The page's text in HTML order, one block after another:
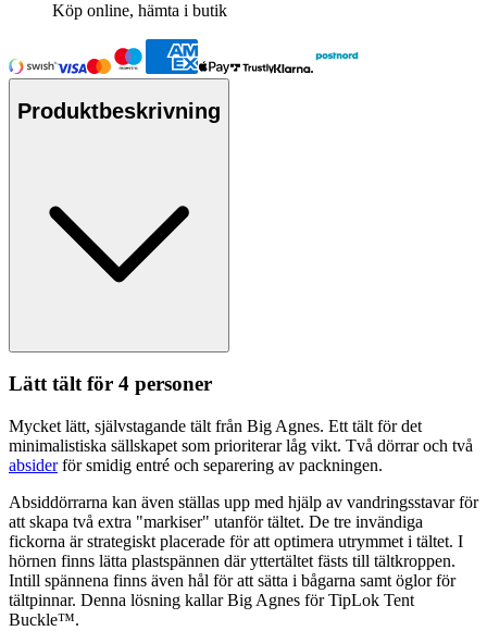
Köp online, hämta i butik
Produktbeskrivning
Lätt tält för 4 personer
Mycket lätt, självstagande tält från Big Agnes. Ett tält för det
minimalistiska sällskapet som prioriterar låg vikt. Två dörrar och två
absiderför smidig entré och separering av packningen.
Absiddörrarna kan även ställas upp med hjälp av vandringsstavar för
att skapa två extra "markiser" utanför tältet. De tre invändiga
fickorna är strategiskt placerade för att optimera utrymmet i tältet. I
hörnen finns lätta plastspännen där yttertältet fästs till tältkroppen.
Intill spännena finns även hål för att sätta i bågarna samt öglor för
tältpinnar. Denna lösning kallar Big Agnes för TipLok Tent
Buckle™.